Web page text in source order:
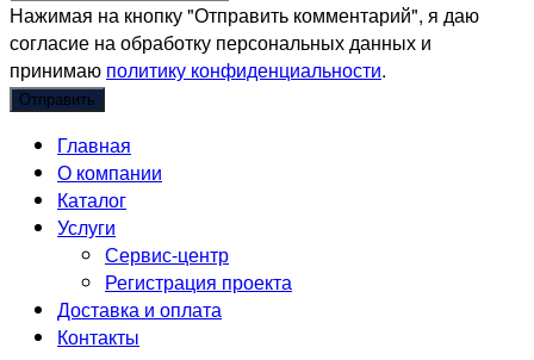
Нажимая на кнопку "Отправить комментарий", я даю
согласие на обработку персональных данных и
принимаю политику конфиденциальности.
Главная
О компании
Каталог
Услуги
Сервис-центр
Регистрация проекта
Доставка и оплата
Контакты